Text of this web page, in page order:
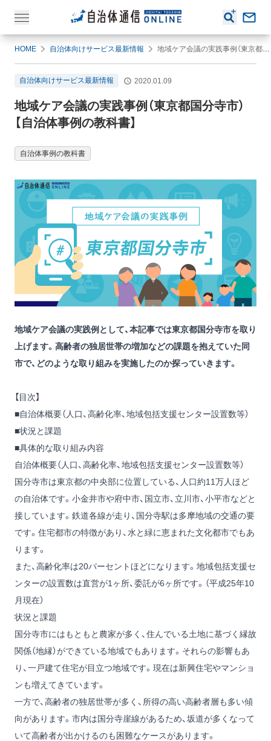
HOME 自治体向けサービス最新情報 地域ケア会議の実践事例（東京都国分寺市）【自治体事例の教科書】
自治体向けサービス最新情報 2020.01.09
地域ケア会議の実践事例（東京都国分寺市）
【自治体事例の教科書】
自治体事例の教科書
地域ケア会議の実践例として、本記事では東京都国分寺市を取り
上げます。高齢者の独居世帯の増加などの課題を抱えていた同
市で、どのような取り組みを実施したのか探っていきます。
【目次】
■自治体概要（人口、高齢化率、地域包括支援センター設置数等）
■状況と課題
■具体的な取り組み内容
自治体概要（人口、高齢化率、地域包括支援センター設置数等）
国分寺市は東京都の中央部に位置している、人口約11万人ほど
の自治体です。小金井市や府中市、国立市、立川市、小平市などと
接しています。鉄道各線が走り、国分寺駅は多摩地域の交通の要
です。住宅都市の特徴があり、水と緑に恵まれた文化都市でもあ
ります。
また、高齢化率は20パーセントほどになります。地域包括支援セ
ンターの設置数は直営が1ヶ所、委託が6ヶ所です。（平成25年10
月現在）
状況と課題
国分寺市にはもともと農家が多く、住んでいる土地に基づく縁故
関係（地縁）ができている地域でもあります。それらの影響もあ
り、一戸建て住宅が目立つ地域です。現在は新興住宅やマンショ
ンも増えてきています。
一方で、高齢者の独居世帯が多く、所得の高い高齢者層も多い傾
向があります。市内は国分寺崖線があるため、坂道が多くなって
いて高齢者が出かけるのも困難なケースがあります。